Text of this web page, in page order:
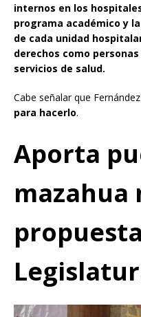
internos en los
programa académico y
de cada unidad
derechos como
servicios de salud.
Cabe señalar que
para hacerlo.
Aporta
mazahua